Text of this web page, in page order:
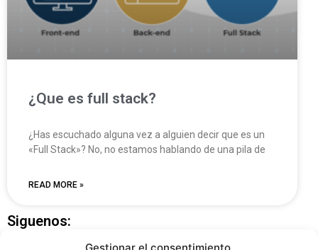
¿Que es full stack?
¿Has escuchado alguna vez a alguien decir que es un
«Full Stack»? No, no estamos hablando de una pila de
READ MORE »
Siguenos: